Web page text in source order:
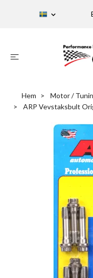
Hem Motor /
ARP Vevstaksbult